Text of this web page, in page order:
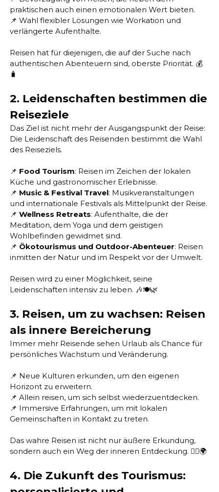
praktischen auch einen emotionalen Wert bieten.
📌 Wahl flexibler Lösungen wie Workation und
verlängerte Aufenthalte.
Reisen hat für diejenigen, die auf der Suche nach
authentischen Abenteuern sind, oberste Priorität. 💰
🧳
2. Leidenschaften bestimmen die
Reiseziele
Das Ziel ist nicht mehr der Ausgangspunkt der Reise:
Die Leidenschaft des Reisenden bestimmt die Wahl
des Reiseziels.
📌 Food Tourism: Reisen im Zeichen der lokalen
Küche und gastronomischer Erlebnisse.
📌 Music & Festival Travel: Musikveranstaltungen
und internationale Festivals als Mittelpunkt der Reise.
📌 Wellness Retreats: Aufenthalte, die der
Meditation, dem Yoga und dem geistigen
Wohlbefinden gewidmet sind.
📌 Ökotourismus und Outdoor-Abenteuer: Reisen
inmitten der Natur und im Respekt vor der Umwelt.
Reisen wird zu einer Möglichkeit, seine
Leidenschaften intensiv zu leben. 🎶🍽️🌿
3. Reisen, um zu wachsen: Reisen
als innere Bereicherung
Immer mehr Reisende sehen Urlaub als Chance für
persönliches Wachstum und Veränderung.
📌 Neue Kulturen erkunden, um den eigenen
Horizont zu erweitern.
📌 Allein reisen, um sich selbst wiederzuentdecken.
📌 Immersive Erfahrungen, um mit lokalen
Gemeinschaften in Kontakt zu treten.
Das wahre Reisen ist nicht nur äußere Erkundung,
sondern auch ein Weg der inneren Entdeckung. 🧘‍♂️🌍
4. Die Zukunft des Tourismus: